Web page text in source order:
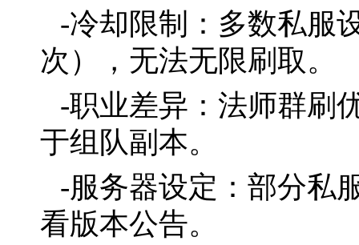
-冷却限制：多数私服
次），无法无限刷取。
-职业差异：法师群刷
于组队副本。
-服务器设定：部分私
看版本公告。